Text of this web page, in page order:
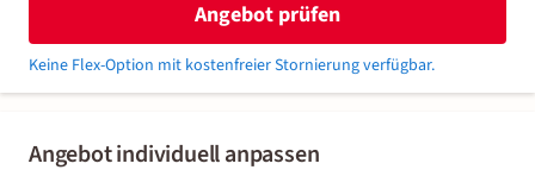
Angebot individuell anpassen
Angebot prüfen
Keine Flex-Option mit kostenfreier Stornierung verfügbar.